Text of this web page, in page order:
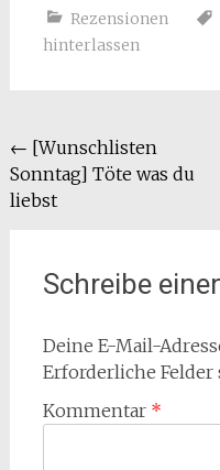
Rezensionen
hinterlassen
← [Wunschlisten
Sonntag] Töte was du
liebst
Schreibe
Deine E-Mail-
Erforderliche
Kommentar *